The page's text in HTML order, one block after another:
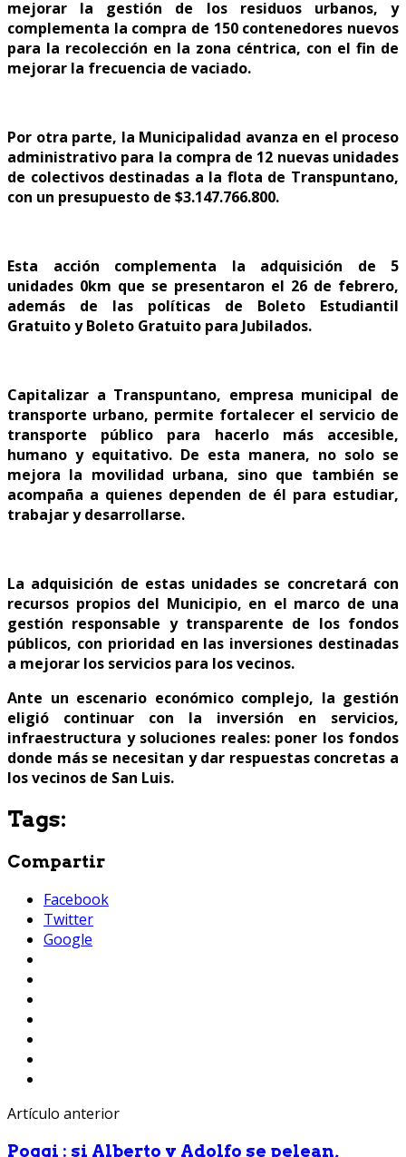
mejorar la gestión de los residuos urbanos, y
complementa la compra de 150 contenedores nuevos
para la recolección en la zona céntrica, con el fin de
mejorar la frecuencia de vaciado.
Por otra parte, la Municipalidad avanza en el proceso
administrativo para la compra de 12 nuevas unidades
de colectivos destinadas a la flota de Transpuntano,
con un presupuesto de $3.147.766.800.
Esta acción complementa la adquisición de 5
unidades 0km que se presentaron el 26 de febrero,
además de las políticas de Boleto Estudiantil
Gratuito y Boleto Gratuito para Jubilados.
Capitalizar a Transpuntano, empresa municipal de
transporte urbano, permite fortalecer el servicio de
transporte público para hacerlo más accesible,
humano y equitativo. De esta manera, no solo se
mejora la movilidad urbana, sino que también se
acompaña a quienes dependen de él para estudiar,
trabajar y desarrollarse.
La adquisición de estas unidades se concretará con
recursos propios del Municipio, en el marco de una
gestión responsable y transparente de los fondos
públicos, con prioridad en las inversiones destinadas
a mejorar los servicios para los vecinos.
Ante un escenario económico complejo, la gestión
eligió continuar con la inversión en servicios,
infraestructura y soluciones reales: poner los fondos
donde más se necesitan y dar respuestas concretas a
los vecinos de San Luis.
Tags:
Compartir
Facebook
Twitter
Google
Artículo anterior
Poggi : si Alberto y Adolfo se pelean,